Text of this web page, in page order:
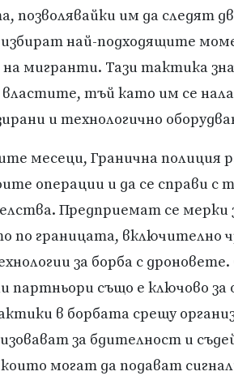
позволявайки им да следят
избират най-подходящите
мигранти. Тази тактика
тъй като им се
и технологично
месеци, Гранична полиция
операции и да се справи с
Предприемат се мерки
по границата, включително
за борба с
партньори също е ключово
в борбата срещу
за бдителност и
могат да подават